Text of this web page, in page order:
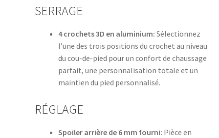
SERRAGE
4 crochets 3D en aluminium: Sélectionnez
l’une des trois positions du crochet au niveau
du cou-de-pied pour un confort de chaussage
parfait, une personnalisation totale et un
maintien du pied personnalisé.
RÉGLAGE
Spoiler arrière de 6 mm fourni: Pièce en